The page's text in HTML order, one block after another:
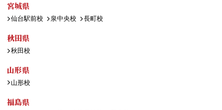
宮城県
仙台駅前校 泉中央校 長町校
秋田県
秋田校
山形県
山形校
福島県